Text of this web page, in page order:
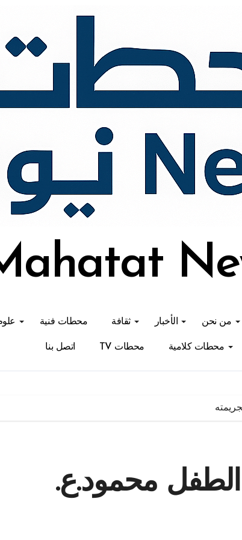
من نحن الأخبار ثقافة محطات فنية
محطات كلامية محطات TV اتصل بنا
الطفل محمود.ع.